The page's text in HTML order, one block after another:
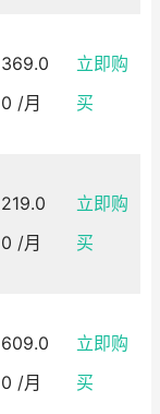
369.0
0 /月
立即购
买
219.0
0 /月
立即购
买
609.0
0 /月
立即购
买